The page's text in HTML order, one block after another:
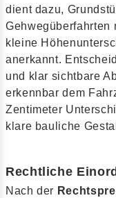
dient dazu,
Gehwegüberfahrten
kleine
anerkannt.
und klar sichtbare
erkennbar dem
Zentimeter
klare bauliche
Rechtliche
Nach der